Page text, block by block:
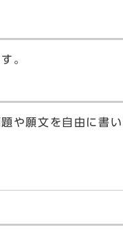
。
や願文を自由に書